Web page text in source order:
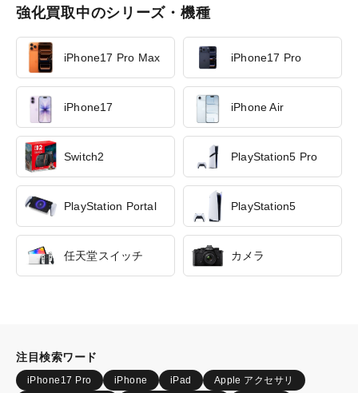
強化買取中のシリーズ・機種
iPhone17 Pro Max iPhone17 Pro
iPhone17 iPhone Air
Switch2 PlayStation5 Pro
PlayStation Portal PlayStation5
任天堂スイッチ カメラ
注目検索ワード
iPhone17 Pro iPhone iPad
Apple アクセサリ